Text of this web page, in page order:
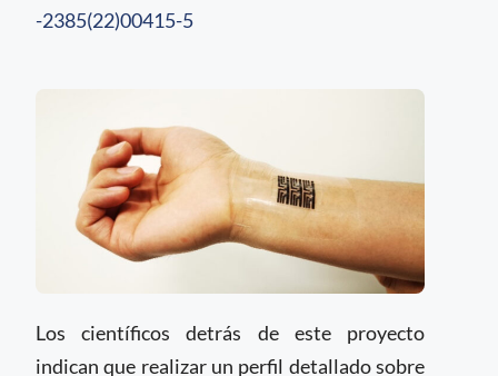
-2385(22)00415-5
Los científicos detrás de este proyecto
indican que realizar un perfil detallado sobre